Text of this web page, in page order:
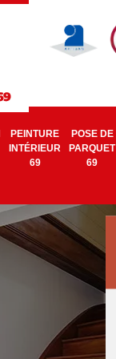
PEINTURE
INTÉRIEUR
69
POSE DE
PARQUET
69
Electricien 69